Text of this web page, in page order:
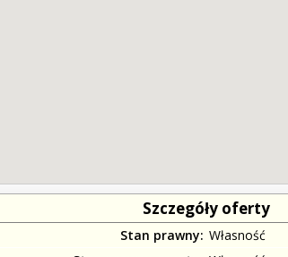
Szczegóły oferty
Stan prawny Własność